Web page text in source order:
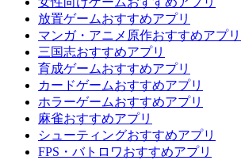
放置ゲームおすすめアプリ
マンガ・アニメ原作おすすめアプリ
三国志おすすめアプリ
育成ゲームおすすめアプリ
カードゲームおすすめアプリ
ホラーゲームおすすめアプリ
麻雀おすすめアプリ
シューティングおすすめアプリ
FPS・バトロワおすすめアプリ